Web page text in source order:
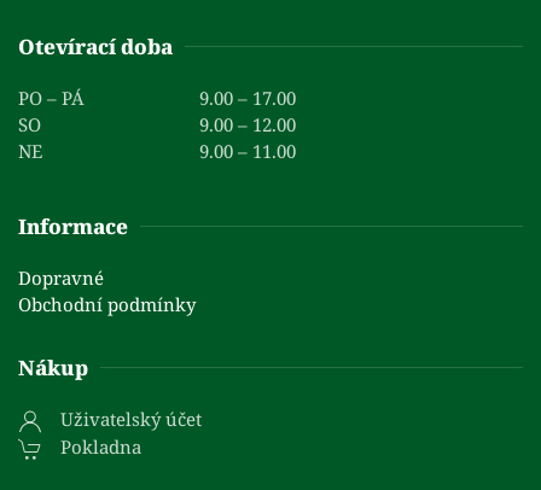
Otevírací doba
PO – PÁ
9.00 – 17.00
SO
9.00 – 12.00
NE
9.00 – 11.00
Informace
Dopravné
Obchodní podmínky
Nákup
Uživatelský účet
Pokladna